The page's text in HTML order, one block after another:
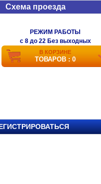
Схема проезда
РЕЖИМ РАБОТЫ
c 8 до 22 Без выходных
В КОРЗИНЕ
ТОВАРОВ : 0